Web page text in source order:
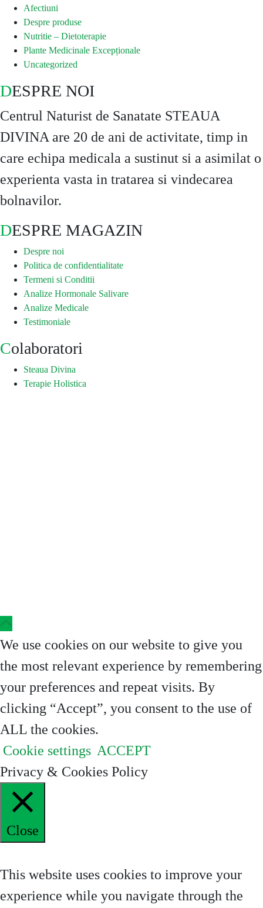
Afectiuni
Despre produse
Nutritie – Dietoterapie
Plante Medicinale Excepționale
Uncategorized
DESPRE NOI
Centrul Naturist de Sanatate STEAUA
DIVINA are 20 de ani de activitate, timp in
care echipa medicala a sustinut si a asimilat o
experienta vasta in tratarea si vindecarea
bolnavilor.
DESPRE MAGAZIN
Despre noi
Politica de confidentialitate
Termeni si Conditii
Analize Hormonale Salivare
Analize Medicale
Testimoniale
Colaboratori
Steaua Divina
Terapie Holistica
We use cookies on our website to give you
the most relevant experience by remembering
your preferences and repeat visits. By
clicking “Accept”, you consent to the use of
ALL the cookies.
Cookie settings ACCEPT
Privacy & Cookies Policy
Close
This website uses cookies to improve your
experience while you navigate through the